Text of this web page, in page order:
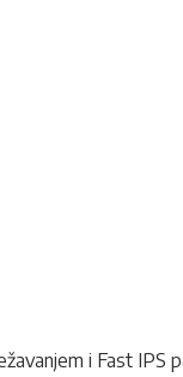
i Fast IPS